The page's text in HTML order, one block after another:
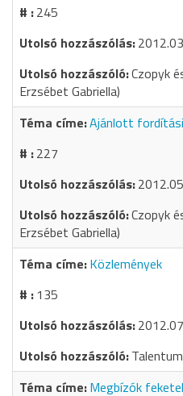
245
Czopyk
Erzsébet Gabriella)
Ajánlott
227
Czopyk
Erzsébet Gabriella)
Közlemények
135
Megbízók